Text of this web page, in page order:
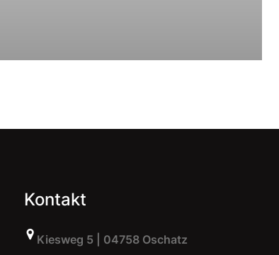
Kontakt
Kiesweg 5 | 04758 Oschatz